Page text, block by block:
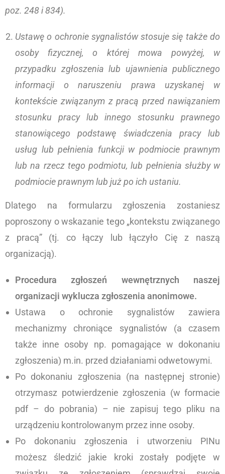
poz. 248 i 834).
Ustawę o ochronie sygnalistów stosuje się także do
osoby fizycznej, o której mowa powyżej, w
przypadku zgłoszenia lub ujawnienia publicznego
informacji o naruszeniu prawa uzyskanej w
kontekście związanym z pracą przed nawiązaniem
stosunku pracy lub innego stosunku prawnego
stanowiącego podstawę świadczenia pracy lub
usług lub pełnienia funkcji w podmiocie prawnym
lub na rzecz tego podmiotu, lub pełnienia służby w
podmiocie prawnym lub już po ich ustaniu.
Dlatego na formularzu zgłoszenia zostaniesz
poproszony o wskazanie tego „kontekstu związanego
z pracą” (tj. co łączy lub łączyło Cię z naszą
organizacją).
Procedura zgłoszeń wewnętrznych naszej
organizacji wyklucza zgłoszenia anonimowe.
Ustawa o ochronie sygnalistów zawiera
mechanizmy chroniące sygnalistów (a czasem
także inne osoby np. pomagające w dokonaniu
zgłoszenia) m.in. przed działaniami odwetowymi.
Po dokonaniu zgłoszenia (na następnej stronie)
otrzymasz potwierdzenie zgłoszenia (w formacie
pdf – do pobrania) – nie zapisuj tego pliku na
urządzeniu kontrolowanym przez inne osoby.
Po dokonaniu zgłoszenia i utworzeniu PINu
możesz śledzić jakie kroki zostały podjęte w